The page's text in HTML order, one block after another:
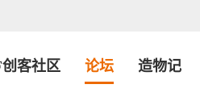
客社区 论坛 造物记